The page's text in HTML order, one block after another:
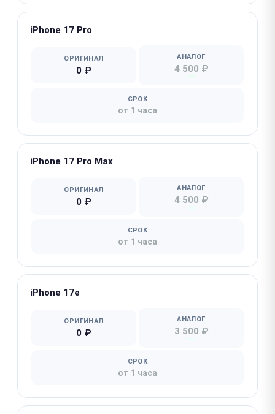
iPhone 17 Pro
ОРИГИНАЛ
0 ₽
АНАЛОГ
4 500 ₽
СРОК
от 1 часа
iPhone 17 Pro Max
ОРИГИНАЛ
0 ₽
АНАЛОГ
4 500 ₽
СРОК
от 1 часа
iPhone 17e
ОРИГИНАЛ
0 ₽
АНАЛОГ
3 500 ₽
СРОК
от 1 часа